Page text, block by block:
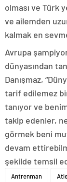
olması ve Türk
ve ailemden
kalmak en
Avrupa
dünyasından
Danışmaz,
tarif edilemez
tanıyor ve
takip edenler,
görmek beni
devam
şekilde temsil
Antrenman